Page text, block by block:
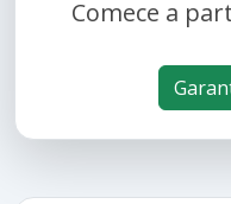
Comece a